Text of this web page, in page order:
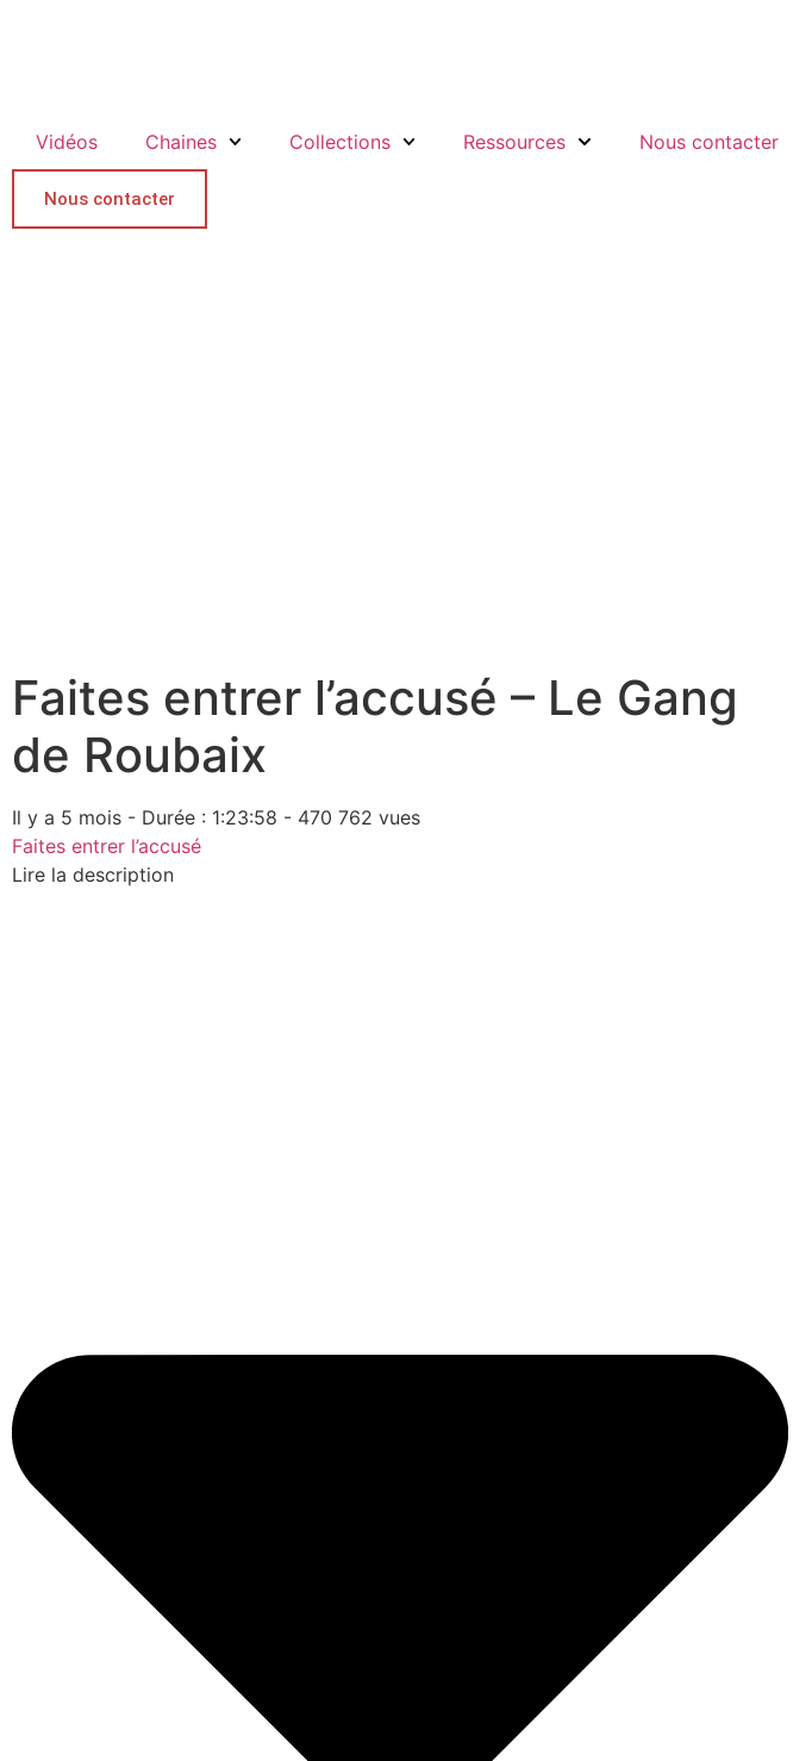
Vidéos Chaines Collections Ressources Nous contacter
Nous contacter
Faites entrer l’accusé – Le Gang
de Roubaix
Il y a 5 mois - Durée : 1:23:58 - 470 762 vues
Faites entrer l’accusé
Lire la description